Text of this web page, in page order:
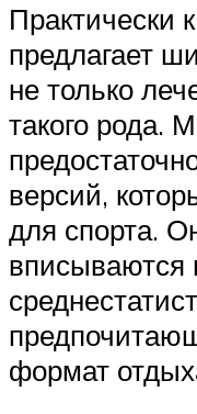
Практически
предлагает
не только
такого рода.
версий,
для спорта.
вписываются
формат